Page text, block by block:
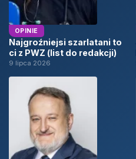
OPINIE
Najgroźniejsi szarlatani to
ci z PWZ (list do redakcji)
9 lipca 2026